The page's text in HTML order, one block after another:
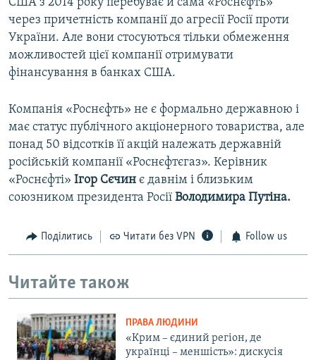
США з 2014 року перебуває й сама «Роснєфть»
через причетність компанії до агресії Росії проти
України. Але вони стосуються тільки обмеження
можливостей цієї компанії отримувати
фінансування в банках США.
Компанія «Роснєфть» не є формально державною і
має статус публічного акціонерного товариства, але
понад 50 відсотків її акцій належать державній
російській компанії «Роснєфтєгаз». Керівник
«Роснєфті» Ігор Сєчин є давнім і близьким
союзником президента Росії Володимира Путіна.
Поділитись Читати без VPN Follow us
Читайте також
ПРАВА ЛЮДИНИ
«Крим – єдиний регіон, де
українці – меншість»: дискусія